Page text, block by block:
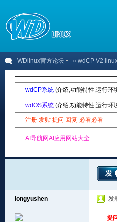
WDlinux官方论坛 » wdCP
wdCP系统 (介绍,功能特性,运行环
wdOS系统 (介绍,功能特性,运行环
注册 发贴 提问 回复-必看必看
AI导航网AI应用网站大全
发
longyushen 发
提